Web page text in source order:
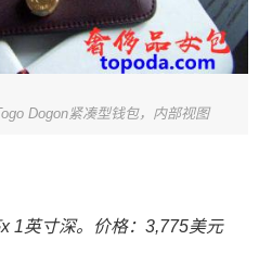
Dogon紧凑型钱包，内部视图
1英寸深。价格：3,775美元